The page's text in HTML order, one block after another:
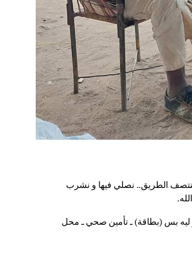
الطريق.. نصلي فيها و نشرب
ليه بس (بطاقة) ـ تأمين صحي ـ محل